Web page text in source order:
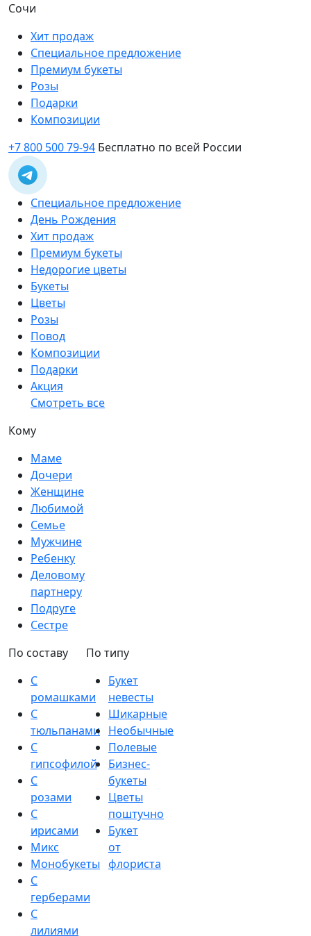
Сочи
Хит продаж
Специальное предложение
Премиум букеты
Розы
Подарки
Композиции
+7 800 500 79-94 Бесплатно по всей России
Специальное предложение
День Рождения
Хит продаж
Премиум букеты
Недорогие цветы
Букеты
Цветы
Розы
Повод
Композиции
Подарки
Акция
Смотреть все
Кому
Маме
Дочери
Женщине
Любимой
Семье
Мужчине
Ребенку
Деловому
партнеру
Подруге
Сестре
По составу
С
ромашками
С
тюльпанами
С
гипсофилой
С
розами
С
ирисами
Микс
Монобукеты
С
герберами
С
лилиями
По типу
Букет
невесты
Шикарные
Необычные
Полевые
Бизнес-
букеты
Цветы
поштучно
Букет
от
флориста